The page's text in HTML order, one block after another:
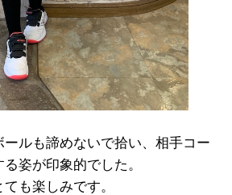
ルも諦めないで拾い、相手コー
姿が印象的でした。
も楽しみです。